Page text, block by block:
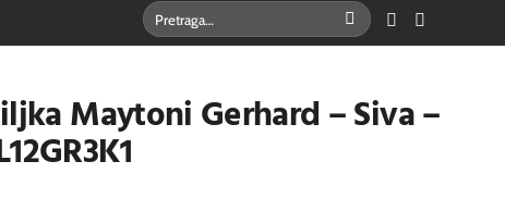
Pretraži:
Maytoni Gerhard – Siva –